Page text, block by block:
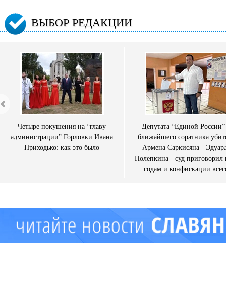
ВЫБОР РЕДАКЦИИ
Четыре покушения на “главу
администрации” Горловки Ивана
Приходько: как это было
Депутата “Единой
ближайшего соратника
Армена Саркисяна -
Полепкина - суд приговорил
годам и конфискации